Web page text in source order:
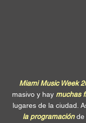
Miami Music Week
masivo y hay muchas
lugares de la ciudad.
la programación de